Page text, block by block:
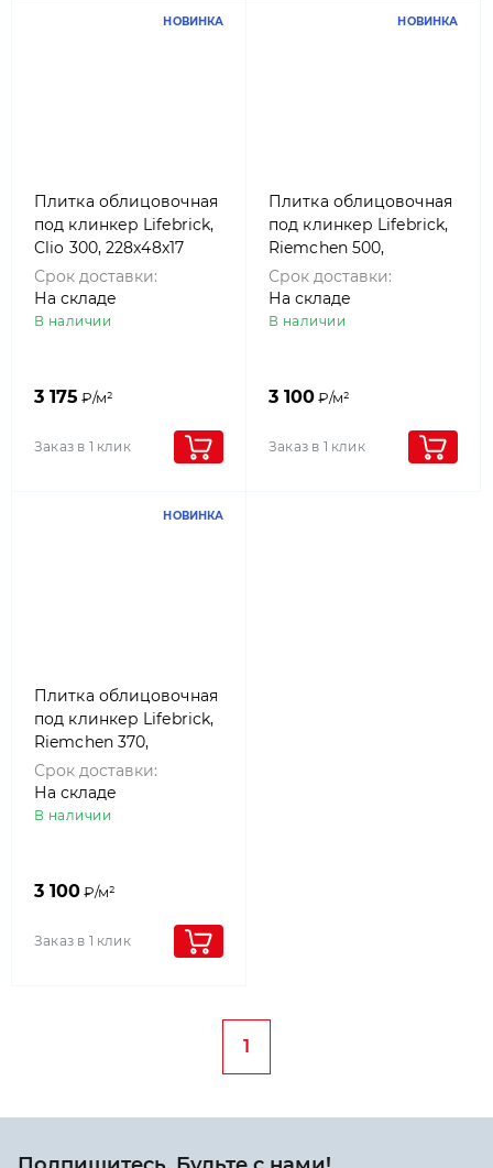
НОВИНКА
Плитка облицовочная
под клинкер Lifebrick,
Clio 300, 228x48x17
Срок доставки:
На складе
В наличии
3 175 ₽/м²
Заказ в 1 клик
НОВИНКА
Плитка облицовочная
под клинкер Lifebrick,
Riemchen 500,
280x50x15
Срок доставки:
На складе
В наличии
3 100₽/м²
Заказ в 1 клик
НОВИНКА
Плитка облицовочная
под клинкер Lifebrick,
Riemchen 370,
280x50x15
Срок доставки:
На складе
В наличии
3 100₽/м²
Заказ в 1 клик
1